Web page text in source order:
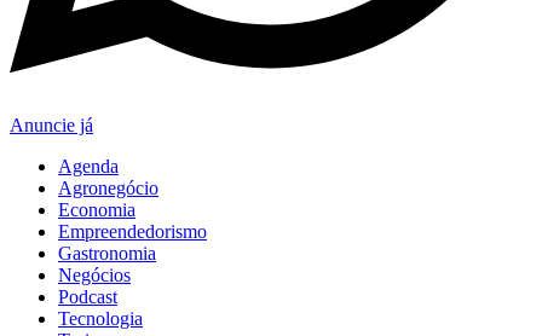
Anuncie já
Agenda
Agronegócio
Economia
Empreendedorismo
Gastronomia
Negócios
Podcast
Tecnologia